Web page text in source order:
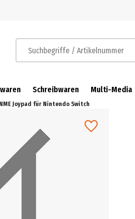
Suchbegriffe / Artikelnummer
Schreibwaren Multi-Media
Joypad für Nintendo Switch